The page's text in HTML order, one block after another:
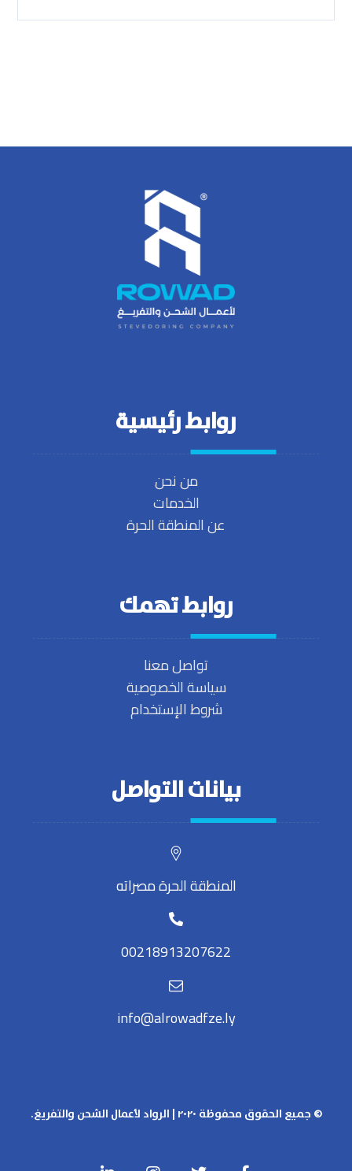
روابط رئيسية
من نحن
الخدمات
عن المنطقة الحرة
روابط تهمك
تواصل معنا
سياسة الخصوصية
شروط الإستخدام
بيانات التواصل
المنطقة الحرة مصراته
00218913207622
info@alrowadfze.ly
© جميع الحقوق محفوظة ٢٠٢٠ | الرواد لأعمال الشحن والتفريغ.